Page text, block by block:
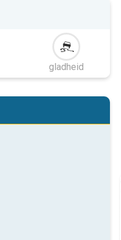
gladheid